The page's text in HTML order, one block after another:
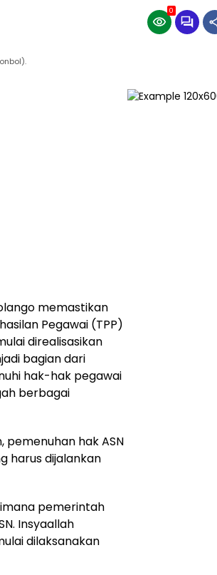
0
memastikan
Pegawai (TPP)
direalisasikan
bagian dari
hak-hak pegawai
berbagai
pemenuhan hak ASN
harus dijalankan
pemerintah
Insyaallah
dilaksanakan